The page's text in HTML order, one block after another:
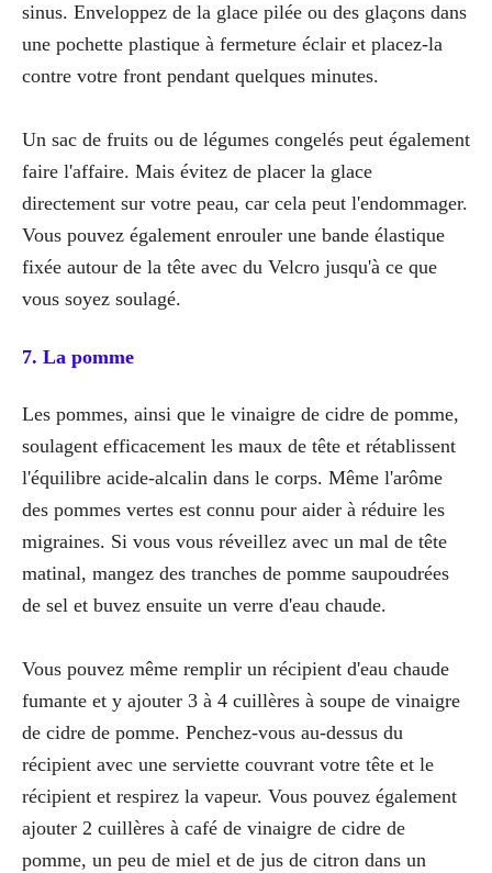
sinus. Enveloppez de la glace pilée ou des glaçons dans
une pochette plastique à fermeture éclair et placez-la
contre votre front pendant quelques minutes.
Un sac de fruits ou de légumes congelés peut également
faire l'affaire. Mais évitez de placer la glace
directement sur votre peau, car cela peut l'endommager.
Vous pouvez également enrouler une bande élastique
fixée autour de la tête avec du Velcro jusqu'à ce que
vous soyez soulagé.
7. La pomme
Les pommes, ainsi que le vinaigre de cidre de pomme,
soulagent efficacement les maux de tête et rétablissent
l'équilibre acide-alcalin dans le corps. Même l'arôme
des pommes vertes est connu pour aider à réduire les
migraines. Si vous vous réveillez avec un mal de tête
matinal, mangez des tranches de pomme saupoudrées
de sel et buvez ensuite un verre d'eau chaude.
Vous pouvez même remplir un récipient d'eau chaude
fumante et y ajouter 3 à 4 cuillères à soupe de vinaigre
de cidre de pomme. Penchez-vous au-dessus du
récipient avec une serviette couvrant votre tête et le
récipient et respirez la vapeur. Vous pouvez également
ajouter 2 cuillères à café de vinaigre de cidre de
pomme, un peu de miel et de jus de citron dans un